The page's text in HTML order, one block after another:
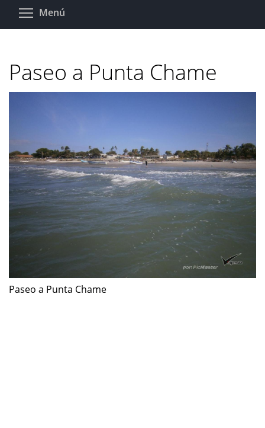
Pasar
Menú
Paseo a Punta Chame
Paseo a Punta Chame